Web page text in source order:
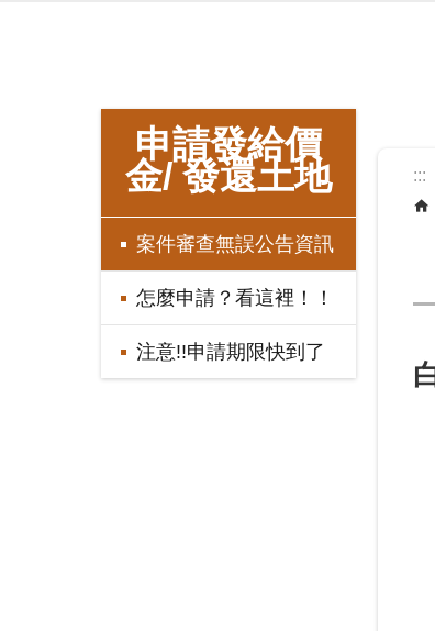
申請發給價
金/ 發還土地
案件審查無誤公告資訊
怎麼申請？看這裡！！
注意!!申請期限快到了
:::